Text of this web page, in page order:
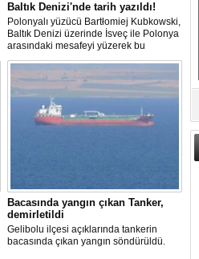
Baltık Denizi'nde tarih yazıldı!
Polonyalı yüzücü Bartłomiej Kubkowski,
Baltık Denizi üzerinde İsveç ile Polonya
arasındaki mesafeyi yüzerek bu
başarının ilk örneği olarak tarihe geçti.
Bacasında yangın çıkan Tanker,
demirletildi
Gelibolu ilçesi açıklarında tankerin
bacasında çıkan yangın söndürüldü.